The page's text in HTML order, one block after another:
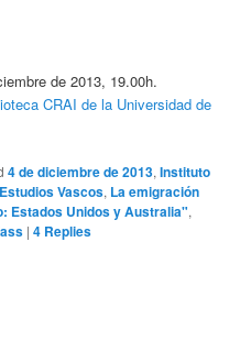
de 2013, 19.00h.
CRAI de la Universidad de
4 de diciembre de 2013,Instituto
Vascos, La emigración
Estados Unidos y Australia",
|4 Replies